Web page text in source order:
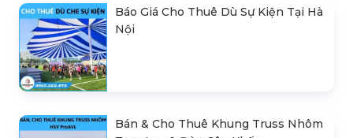
Báo Giá Cho Thuê Dù Sự Kiện Tại Hà
Nội
Bán & Cho Thuê Khung Truss Nhôm